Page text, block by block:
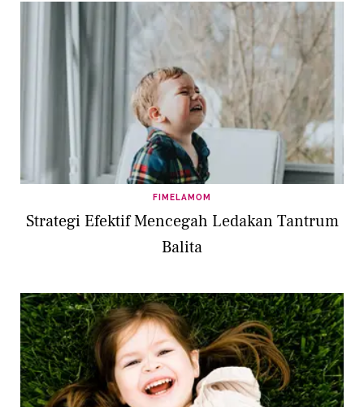
FIMELAMOM
Strategi Efektif Mencegah Ledakan Tantrum
Balita